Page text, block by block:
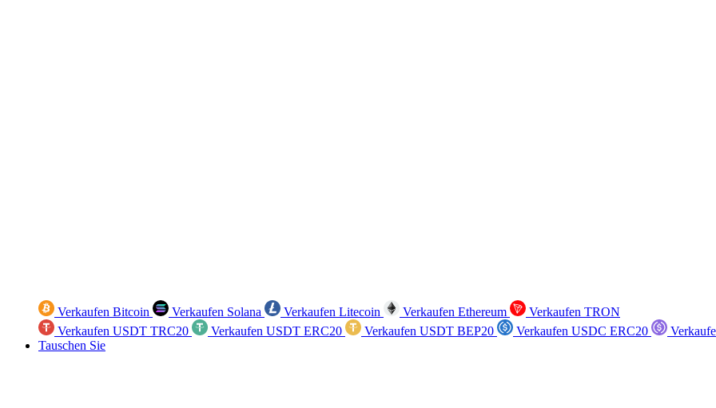
Verkaufen Bitcoin Verkaufen Solana Verkaufen Litecoin Verkaufen Ethereum
Verkaufen TRON
Verkaufen USDT TRC20
Verkaufen USDT ERC20 Verkaufen USDT BEP20 Verkaufen USDC ERC20
Tauschen Sie